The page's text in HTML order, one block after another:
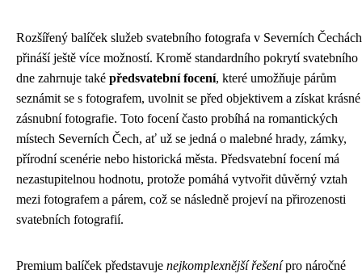
Rozšířený balíček služeb svatebního fotografa v Severních Čechách
přináší ještě více možností. Kromě standardního pokrytí svatebního
dne zahrnuje také předsvatební focení, které umožňuje párům
seznámit se s fotografem, uvolnit se před objektivem a získat krásné
zásnubní fotografie. Toto focení často probíhá na romantických
místech Severních Čech, ať už se jedná o malebné hrady, zámky,
přírodní scenérie nebo historická města. Předsvatební focení má
nezastupitelnou hodnotu, protože pomáhá vytvořit důvěrný vztah
mezi fotografem a párem, což se následně projeví na přirozenosti
svatebních fotografií.
Premium balíček představuje nejkomplexnější řešenípro náročné